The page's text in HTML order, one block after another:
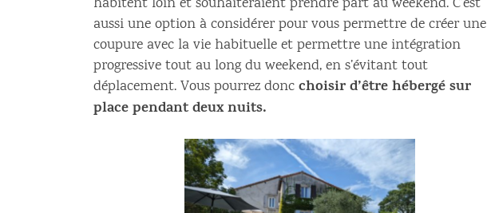
aussi une option à considérer pour vous permettre de créer une
coupure avec la vie habituelle et permettre une intégration
progressive tout au long du weekend, en s’évitant tout
déplacement. Vous pourrez doncchoisir d’être hébergé sur
place pendant deux nuits.